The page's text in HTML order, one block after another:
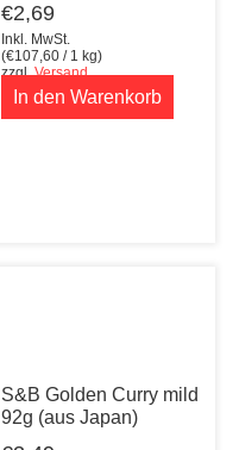
€2,69
Inkl. MwSt.
(€107,60 / 1 kg)
zzgl.Versand
In den Warenkorb
S&B Golden Curry mild
92g (aus Japan)